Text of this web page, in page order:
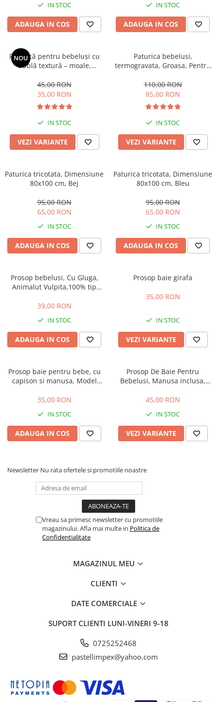
IN STOC
ADAUGA IN COS
IN STOC
ADAUGA IN COS
NOU
Păturică pentru bebeluși cu
dublă textură – moale,
pielea
45,00 RON
35,00 RON
IN STOC
VEZI VARIANTE
Paturica bebelusi,
termogravata, Groasa, Pentru
110,00 RON
85,00 RON
IN STOC
VEZI VARIANTE
Paturica tricotata, Dimensiune
80x100 cm, Bej
95,00 RON
65,00 RON
IN STOC
ADAUGA IN COS
Paturica tricotata, Dimensiune
80x100 cm, Bleu
95,00 RON
65,00 RON
IN STOC
ADAUGA IN COS
Prosop bebelusi, Cu Gluga,
Animalut Vulpita,100% tip
39,00 RON
IN STOC
ADAUGA IN COS
Prosop baie girafa
35,00 RON
IN STOC
VEZI VARIANTE
Prosop baie pentru bebe, cu
capison si manusa, Model
35,00 RON
IN STOC
ADAUGA IN COS
Prosop De Baie Pentru
Bebelusi, Manusa inclusa,
45,00 RON
IN STOC
VEZI VARIANTE
Newsletter Nu rata ofertele si promotiile noastre
Vreau sa primesc newsletter cu promotiile
magazinului. Afla mai multe in Politica de
Confidentialitate
MAGAZINUL MEU
CLIENTI
DATE COMERCIALE
SUPORT CLIENTI LUNI-VINERI 9-18
0725252468
pastellimpex@yahoo.com